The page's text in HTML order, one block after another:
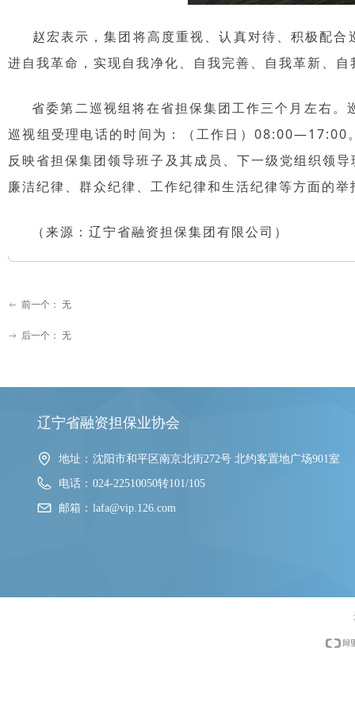
ꂃ 前一个： 无
ꁹ 后一个： 无
赵宏表示，集团将高度重视、认真对待、积极配合
进自我革命，实现自我净化、自我完善、自我革新、
省委第二巡视组将在省担保集团工作三个月左右
巡视组受理电话的时间为：（工作日）08:00—17:00
反映省担保集团领导班子及其成员、下一级党组织领
廉洁纪律、群众纪律、工作纪律和生活纪律等方面的
（来源：辽宁省融资担保集团有限公司）
地址： 沈阳市和平区南京北街272号 北约客置地广场901室
电话： 024-22510050转101/105
邮箱： lafa@vip.126.com
辽宁省融资担保业协会